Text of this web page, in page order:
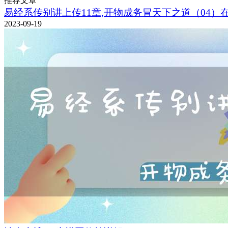
易经系传别讲上传11章,开物成务冒天下之道（04）
2023-09-19